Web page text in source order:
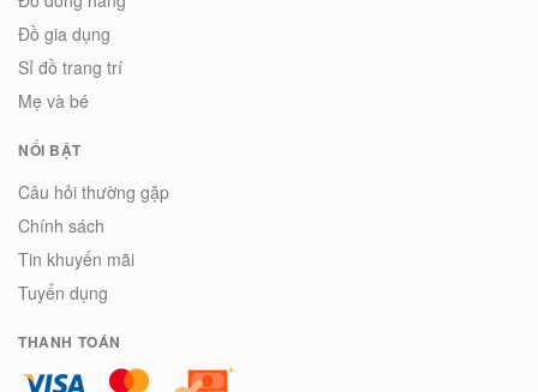
Đồ gia dụng
Sỉ đồ trang trí
Mẹ và bé
NỔI BẬT
Câu hỏi thường gặp
Chính sách
Tin khuyến mãi
Tuyển dụng
THANH TOÁN